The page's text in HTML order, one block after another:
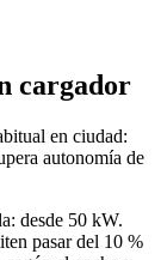
cargador
en ciudad:
autonomía de
desde 50 kW.
pasar del 10 %